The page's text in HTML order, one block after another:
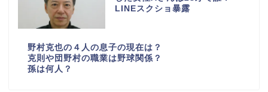
LINEスクショ暴露
野村克也の４人の息子の現在は？
克則や団野村の職業は野球関係？
孫は何人？